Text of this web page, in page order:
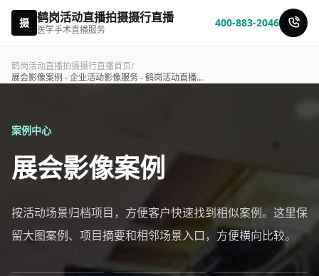
摄 鹤岗活动直播拍摄摄行直播
医学手术直播服务
400-883-2046
鹤岗活动直播拍摄摄行直播首页/
展会影像案例 - 企业活动影像服务 - 鹤岗活动直播拍摄摄行直播
案例中心
展会影像案例
按活动场景归档项目，方便客户快速找到相似案例。这里保
留大图案例、项目摘要和相邻场景入口，方便横向比较。